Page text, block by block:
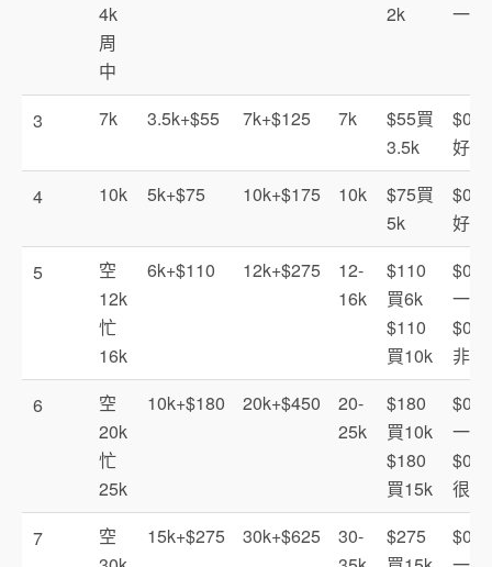
4k
周
中
2k
一般
3 7k 3.5k+$55 7k+$125 7k
$55買
3.5k
好
4
10k 5k+$75 10k+$175 10k
$75買
5k
好
5
空
12k
忙
16k
6k+$110 12k+$275
12-
16k
$110
買6k
$110
買10k
一般
非
6
空
20k
忙
25k
10k+$180 20k+$450
20-
25k
$180
買10k
$180
買15k
一般
很好
7
空
15k+$275 30k+$625
30-
$275